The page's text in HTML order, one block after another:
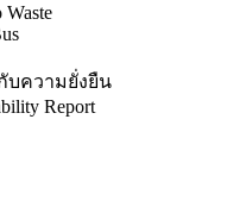
Waste
บความยั่งยืน
Report